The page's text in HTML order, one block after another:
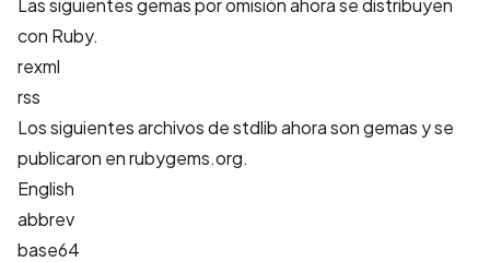
con Ruby.
rexml
rss
Los siguientes archivos de stdlib ahora son gemas y se
publicaron en rubygems.org.
English
abbrev
base64